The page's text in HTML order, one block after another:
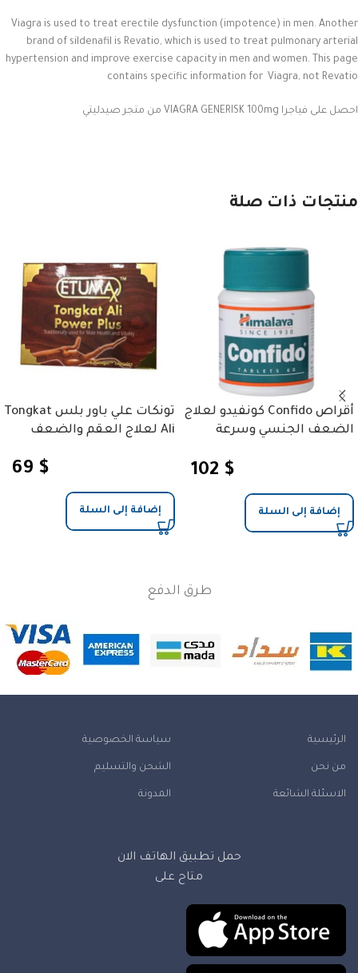
Viagra is used to treat erectile dysfunction (impotence) in men. Another
brand of sildenafil is Revatio, which is used to treat pulmonary arterial
hypertension and improve exercise capacity in men and women. This page
contains specific information for Viagra, not Revatio
احصل على فياجرا VIAGRA GENERISK 100mg من متجر صيدليتي
منتجات ذات صلة
أقراص Confido كونفيدو لعلاج
الضعف الجنسي وسرعة
102 $
إضافة إلى السلة
تونكات علي باور بلس Tongkat
Ali لعلاج العقم والضعف
69 $
إضافة إلى السلة
طرق الدفع
الرئيسية
من نحن
الاسئلة الشائعة
سياسة الخصوصية
الشحن والتسليم
المدونة
حمل تطبيق الهاتف الان
متاح على